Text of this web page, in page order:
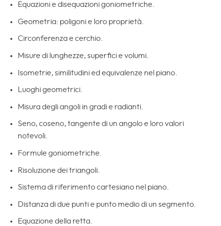
Equazioni e disequazioni goniometriche.
Geometria: poligoni e loro proprietà.
Circonferenza e cerchio.
Misure di lunghezze, superfici e volumi.
Isometrie, similitudini ed equivalenze nel piano.
Luoghi geometrici.
Misura degli angoli in gradi e radianti.
Seno, coseno, tangente di un angolo e loro valori
notevoli.
Formule goniometriche.
Risoluzione dei triangoli.
Sistema di riferimento cartesiano nel piano.
Distanza di due punti e punto medio di un segmento.
Equazione della retta.